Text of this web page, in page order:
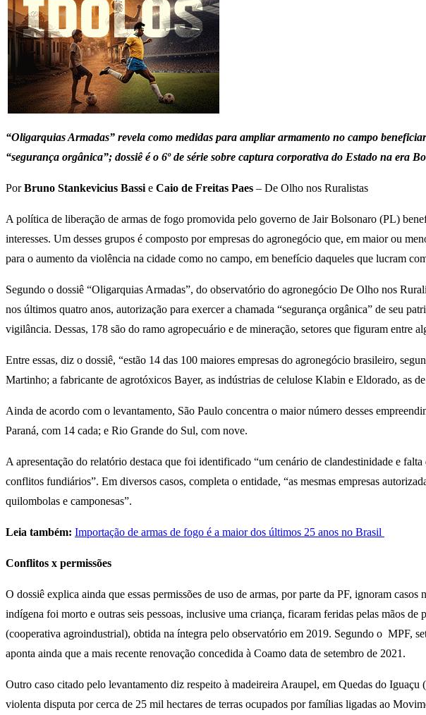
“Oligarquias Armadas” revela como medidas para ampliar armamento no campo
“segurança orgânica”; dossiê é o 6º de série sobre captura corporativa do Estado na era
PorBruno Stankevicius Bassi e Caio de Freitas Paes – De Olho nos Ruralistas
A política de liberação de armas de fogo promovida pelo governo de Jair Bolsonaro (PL)
interesses. Um desses grupos é composto por empresas do agronegócio que, em maior ou
para o aumento da violência na cidade como no campo, em benefício daqueles que lucram
Segundo o dossiê “Oligarquias Armadas”, do observatório do agronegócio De Olho nos
nos últimos quatro anos, autorização para exercer a chamada “segurança orgânica” de seu
vigilância. Dessas, 178 são do ramo agropecuário e de mineração, setores que figuram entre
Entre essas, diz o dossiê, “estão 14 das 100 maiores empresas do agronegócio brasileiro,
Martinho; a fabricante de agrotóxicos Bayer, as indústrias de celulose Klabin e Eldorado, as
Ainda de acordo com o levantamento, São Paulo concentra o maior número desses
Paraná, com 14 cada; e Rio Grande do Sul, com nove.
A apresentação do relatório destaca que foi identificado “um cenário de clandestinidade e
conflitos fundiários”. Em diversos casos, completa o entidade, “as mesmas empresas
quilombolas e camponesas”.
Leia também: Importação de armas de fogo é a maior dos últimos 25 anos no Brasil
Conflitos x permissões
O dossiê explica ainda que essas permissões de uso de armas, por parte da PF, ignoram
indígena foi morto e outras seis pessoas, inclusive uma criança, ficaram feridas pelas mãos
(cooperativa agroindustrial), obtida na íntegra pelo observatório em 2019. Segundo o MPF,
aponta ainda que a mais recente renovação concedida à Coamo data de setembro de 2021.
Outro caso citado pelo levantamento diz respeito à madeireira Araupel, em Quedas do
violenta disputa por cerca de 25 mil hectares de terras ocupados por famílias ligadas ao